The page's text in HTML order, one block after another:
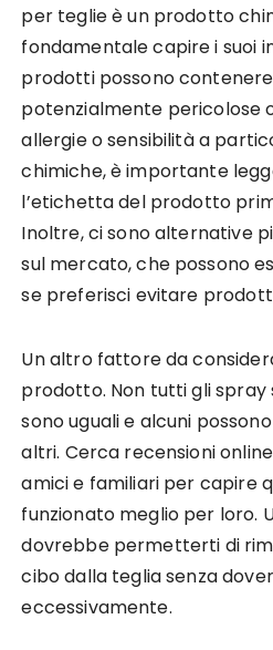
per teglie è un prodotto
fondamentale capire i suoi
prodotti possono
potenzialmente pericolose
allergie o sensibilità a
chimiche, è importante
l’etichetta del prodotto
Inoltre, ci sono alternative
sul mercato, che possono
se preferisci evitare
Un altro fattore da
prodotto. Non tutti gli
sono uguali e alcuni
altri. Cerca recensioni
amici e familiari per capire
funzionato meglio per loro.
dovrebbe permetterti di
cibo dalla teglia senza
eccessivamente.